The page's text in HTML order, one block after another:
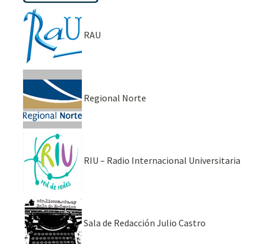
RAU
Regional Norte
RIU – Radio Internacional Universitaria
Sala de Redacción Julio Castro